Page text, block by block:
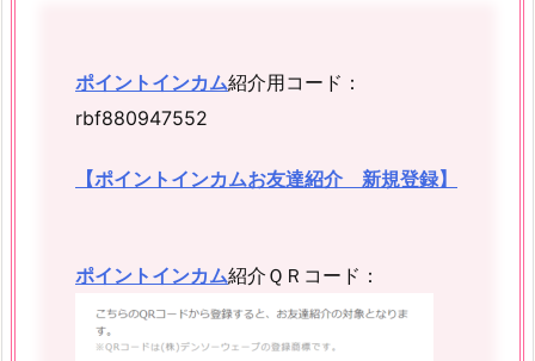
ポイントインカム紹介用コード：
rbf880947552
【ポイントインカムお友達紹介 新規登録】
ポイントインカム紹介ＱＲコード：